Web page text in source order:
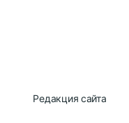
Редакция сайта